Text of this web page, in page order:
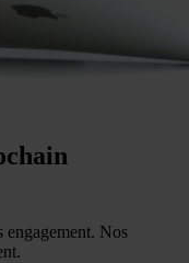
engagement. Nos